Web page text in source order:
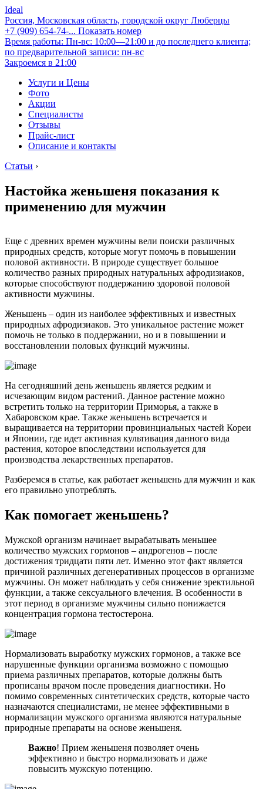
Ideal
Россия, Московская область, городской округ Люберцы
+7 (909) 654-74-... Показать номер
Время работы: Пн-вс: 10:00—21:00 и до последнего клиента;
по предварительной записи: пн-вс
Закроемся в 21:00
Услуги и Цены
Фото
Акции
Специалисты
Отзывы
Прайс-лист
Описание и контакты
Статьи ›
Настойка женьшеня показания к
применению для мужчин
Еще с древних времен мужчины вели поиски различных
природных средств, которые могут помочь в повышении
половой активности. В природе существует большое
количество разных природных натуральных афродизиаков,
которые способствуют поддержанию здоровой половой
активности мужчины.
Женьшень – один из наиболее эффективных и известных
природных афродизиаков. Это уникальное растение может
помочь не только в поддержании, но и в повышении и
восстановлении половых функций мужчины.
На сегодняшний день женьшень является редким и
исчезающим видом растений. Данное растение можно
встретить только на территории Приморья, а также в
Хабаровском крае. Также женьшень встречается и
выращивается на территории провинциальных частей Кореи
и Японии, где идет активная культивация данного вида
растения, которое впоследствии используется для
производства лекарственных препаратов.
Разберемся в статье, как работает женьшень для мужчин и как
его правильно употреблять.
Как помогает женьшень?
Мужской организм начинает вырабатывать меньшее
количество мужских гормонов – андрогенов – после
достижения тридцати пяти лет. Именно этот факт является
причиной различных дегенеративных процессов в организме
мужчины. Он может наблюдать у себя снижение эректильной
функции, а также сексуального влечения. В особенности в
этот период в организме мужчины сильно понижается
концентрация гормона тестостерона.
Нормализовать выработку мужских гормонов, а также все
нарушенные функции организма возможно с помощью
приема различных препаратов, которые должны быть
прописаны врачом после проведения диагностики. Но
помимо современных синтетических средств, которые часто
назначаются специалистами, не менее эффективными в
нормализации мужского организма являются натуральные
природные препараты на основе женьшеня.
Важно! Прием женьшеня позволяет очень
эффективно и быстро нормализовать и даже
повысить мужскую потенцию.